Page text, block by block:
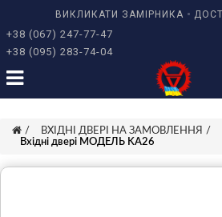
ВИКЛИКАТИ ЗАМІРНИКА
+38 (067) 247-77-47
+38 (095) 283-74-04
ВХІДНІ ДВЕРІ НА ЗАМОВЛЕННЯ
Bхідні двері МОДЕЛЬ KA26